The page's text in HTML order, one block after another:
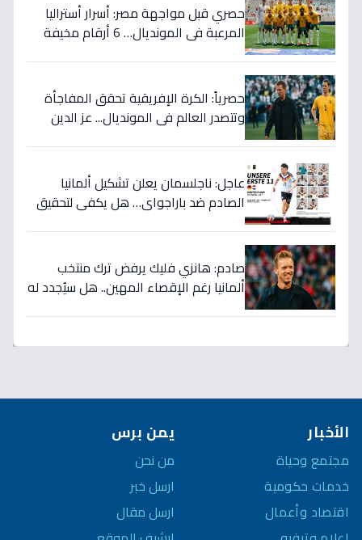
حصري قبل مواجهة مصر: أسرار أستراليا
المرعبة في المونديال… 6 أرقام مخيفة
حصرياً: الكرة الإفريقية تحقق المفاجأة
وتتصدر العالم في المونديال... عز الدين
عاجل: ناجلسمان يعلن تشكيل ألمانيا
الصادم ضد باراجواي… هل يكفي لتحقيق
صادم: هانزي فليك يرفض ترك منتخب
ألمانيا رغم الإقصاء المهين.. هل سيُجدد له
الأخبار
مجتمع وحياة
خدمات حكومية
اقتصاد وأعمال
يمن برس
من نحن
ارسل خبر
ارسل مقال